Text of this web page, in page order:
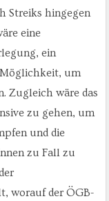
Streiks hingegen
eine
ein
um
Zugleich wäre das
zu gehen, um
und die
zu Fall zu
worauf der ÖGB-